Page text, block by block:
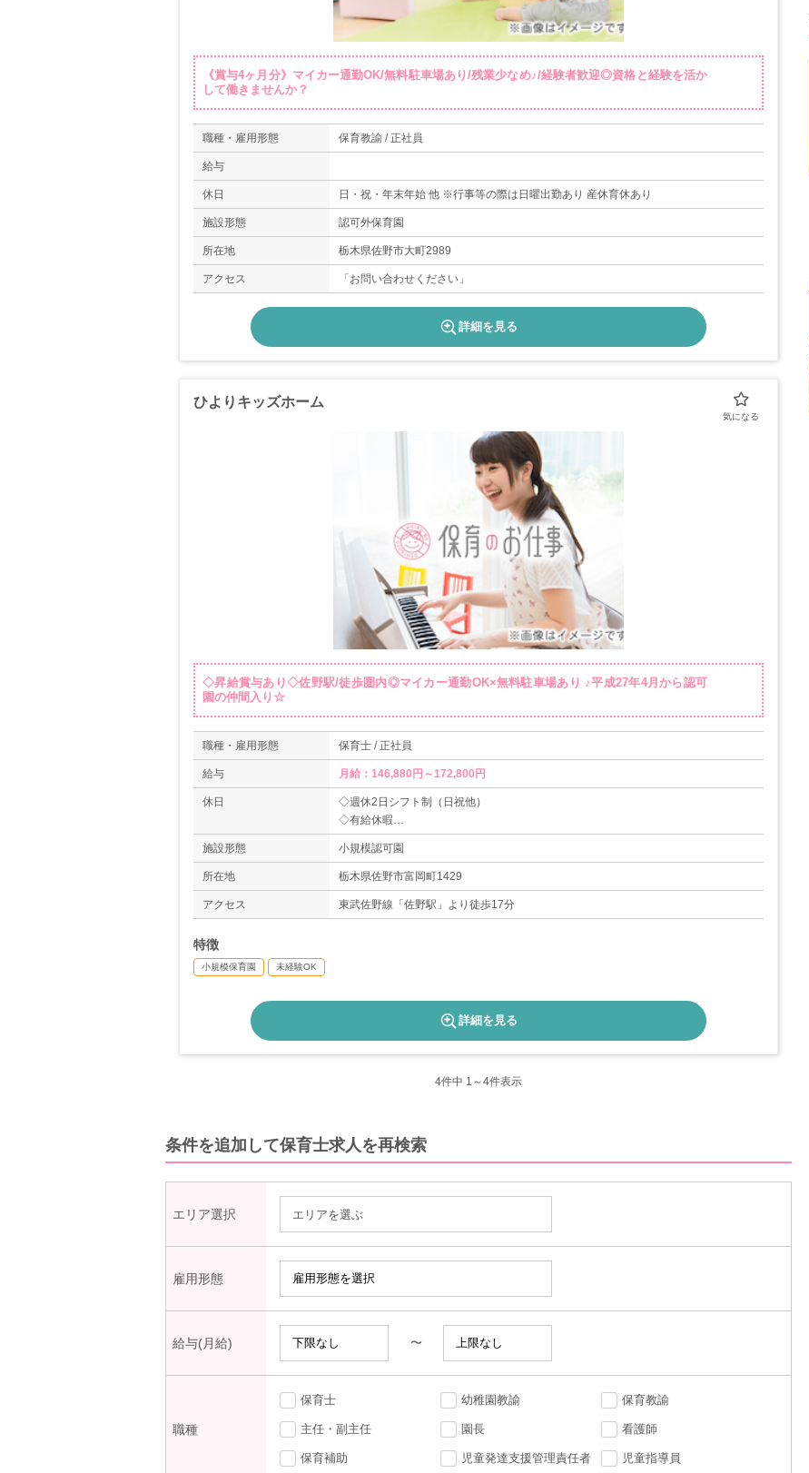
《賞与4ヶ月分》マイカー通勤OK/無料駐車場あり/残業少なめ♪/経験者歓迎◎資格と経験を活か
して働きませんか？
職種・雇用形態 保育教諭 / 正社員
給与
休日 日・祝・年末年始 他 ※行事等の際は日曜出勤あり 産休育休あり
施設形態 認可外保育園
所在地 栃木県佐野市大町2989
アクセス 「お問い合わせください」
詳細を見る
ひよりキッズホーム
◇昇給賞与あり◇佐野駅/徒歩圏内◎マイカー通勤OK×無料駐車場あり ♪平成27年4月から認可
園の仲間入り☆
職種・雇用形態 保育士 / 正社員
給与 月給：146,880円～172,800円
休日
◇週休2日シフト制（日祝他）
◇有給休暇
◇年間休日105日
施設形態 小規模認可園
所在地 栃木県佐野市富岡町1429
アクセス 東武佐野線「佐野駅」より徒歩17分
特徴
小規模保育園 未経験OK
詳細を見る
4件中 1～4件表示
条件を追加して保育士求人を再検索
エリア選択 エリアを選ぶ
雇用形態
給与(月給) 〜
職種
保育士 幼稚園教諭 保育教諭
主任・副主任 園長 看護師
保育補助 児童発達支援管理責任者 児童指導員